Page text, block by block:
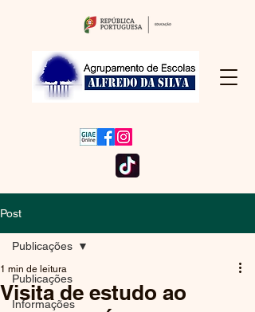
Post
Publicações
Informações
Publicações
Visita de estudo ao
1 min de leitura